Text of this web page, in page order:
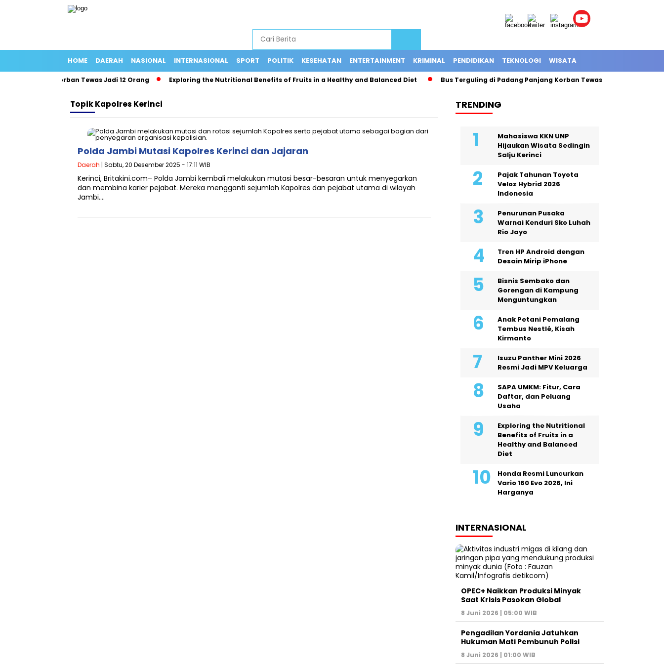
HOME DAERAH NASIONAL INTERNASIONAL SPORT POLITIK KESEHATAN ENTERTAINMENT KRIMINAL PENDIDIKAN TEKNOLOGI WISATA
Panjang Korban Tewas Jadi 12 Orang Exploring the Nutritional Benefits of Fruits in a Healthy and Balanced Diet Bus Terguling di Padang Panjang Korban Tewas Jadi 12 Orang
TopikKapolres Kerinci
Polda Jambi Mutasi Kapolres Kerinci dan Jajaran
Daerah | Sabtu, 20 Desember 2025 - 17:11 WIB
Kerinci, Britakini.com– Polda Jambi kembali melakukan mutasi besar-besaran untuk menyegarkan
dan membina karier pejabat. Mereka mengganti sejumlah Kapolres dan pejabat utama di wilayah
Jambi….
TRENDING
Mahasiswa KKN UNP
Hijaukan Wisata Sedingin
Salju Kerinci
Pajak Tahunan Toyota
Veloz Hybrid 2026
Indonesia
Penurunan Pusaka
Warnai Kenduri Sko Luhah
Rio Jayo
Tren HP Android dengan
Desain Mirip iPhone
Bisnis Sembako dan
Gorengan di Kampung
Menguntungkan
Anak Petani Pemalang
Tembus Nestlé, Kisah
Kirmanto
Isuzu Panther Mini 2026
Resmi Jadi MPV Keluarga
SAPA UMKM: Fitur, Cara
Daftar, dan Peluang
Usaha
Exploring the Nutritional
Benefits of Fruits in a
Healthy and Balanced
Diet
Honda Resmi Luncurkan
Vario 160 Evo 2026, Ini
Harganya
INTERNASIONAL
OPEC+ Naikkan Produksi Minyak
Saat Krisis Pasokan Global
8 Juni 2026 | 05:00 WIB
Pengadilan Yordania Jatuhkan
Hukuman Mati Pembunuh Polisi
8 Juni 2026 | 01:00 WIB